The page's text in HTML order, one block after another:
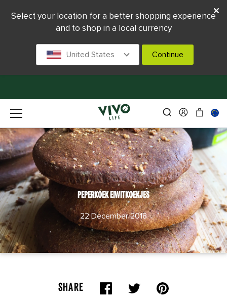
PEPERKOEK EIWITKOEKJES
22 December 2018
SHARE
Select your location for a better shopping experience
and to shop in a local currency
United States Continue